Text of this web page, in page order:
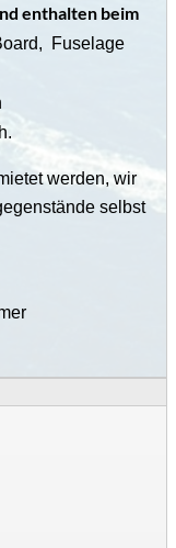
enthalten beim
Fuselage
werden, wir
selbst